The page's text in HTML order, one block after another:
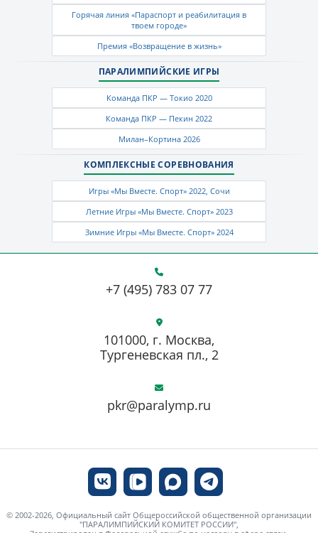
Горячая линия «Параспорт и реабилитация в
твоем городе»
Премия «Возвращение в жизнь»
ПАРАЛИМПИЙСКИЕ ИГРЫ
Команда ПКР — Токио 2020
Команда ПКР — Пекин 2022
Милан–Кортина 2026
КОМПЛЕКСНЫЕ СОРЕВНОВАНИЯ
Игры «Мы Вместе. Спорт» 2022, Сочи
Летние Игры «Мы Вместе. Спорт» 2023
Зимние Игры «Мы Вместе. Спорт» 2024
+7 (495) 783 07 77
pkr@paralymp.ru
101000, г. Москва,
Тургеневская пл., 2
© 2002-2026, Официальный сайт Общероссийской общественной организации
"ПАРАЛИМПИЙСКИЙ КОМИТЕТ РОССИИ",